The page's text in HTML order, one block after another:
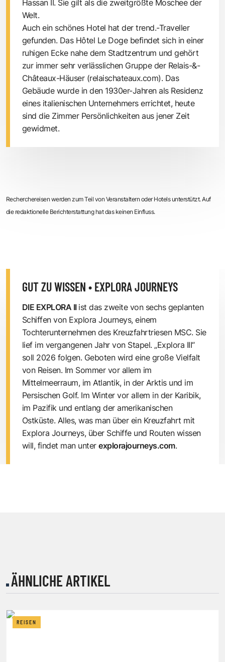
Hassan II. Sie gilt als die zweitgrößte Moschee der
Welt.
Auch ein schönes Hotel hat der trend.-Traveller
gefunden. Das Hôtel Le Doge befindet sich in einer
ruhigen Ecke nahe dem Stadtzentrum und gehört
zur immer sehr verlässlichen Gruppe der Relais-&-
Châteaux-Häuser (relaischateaux.com). Das
Gebäude wurde in den 1930er-Jahren als Residenz
eines italienischen Unternehmers errichtet, heute
sind die Zimmer Persönlichkeiten aus jener Zeit
gewidmet.
Recherchereisen werden zum Teil von Veranstaltern oder Hotels unterstützt. Auf
die redaktionelle Berichterstattung hat das keinen Einfluss.
GUT ZU WISSEN • EXPLORA JOURNEYS
DIE EXPLORA II ist das zweite von sechs geplanten
Schiffen von Explora Journeys, einem
Tochterunternehmen des Kreuzfahrtriesen MSC. Sie
lief im vergangenen Jahr von Stapel. „Explora III“
soll 2026 folgen. Geboten wird eine große Vielfalt
von Reisen. Im Sommer vor allem im
Mittelmeerraum, im Atlantik, in der Arktis und im
Persischen Golf. Im Winter vor allem in der Karibik,
im Pazifik und entlang der amerikanischen
Ostküste. Alles, was man über ein Kreuzfahrt mit
Explora Journeys, über Schiffe und Routen wissen
will, findet man unterexplorajourneys.com.
ÄHNLICHE ARTIKEL
REISEN